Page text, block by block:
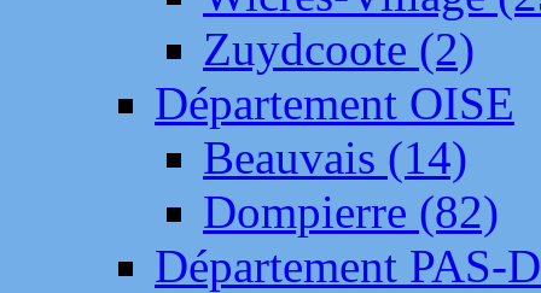
Zuydcoote (2)
Département OISE
Beauvais (14)
Dompierre (82)
Département PAS-